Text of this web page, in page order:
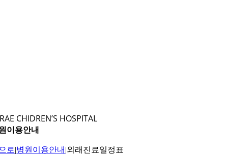
CHIDREN’S HOSPITAL
이용안내
로|병원이용안내 |외래진료일정표